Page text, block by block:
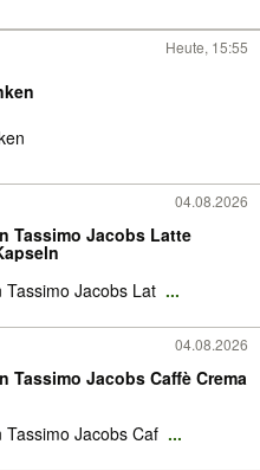
Heute, 15:55
04.08.2026
Tassimo Jacobs Latte
Tassimo Jacobs Lat ...
04.08.2026
Tassimo Jacobs Caffè Crema
Tassimo Jacobs Caf ...